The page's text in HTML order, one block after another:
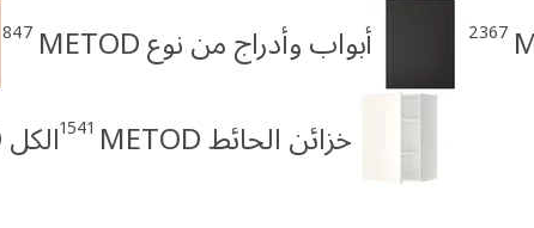
2367 أبواب وأدراج من نوع METOD 847
خزائن الحائط METOD 1541الكل METOD نظام